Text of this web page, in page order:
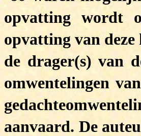
opvatting wordt
opvatting van
de drager(s) van
omwentelingen
aanvaard. De